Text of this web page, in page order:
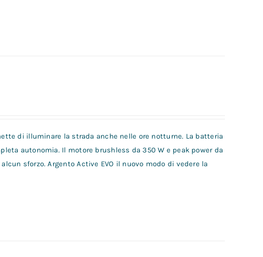
di illuminare la strada anche nelle ore notturne. La batteria
autonomia. Il motore brushless da 350 W e peak power da
sforzo. Argento Active EVO il nuovo modo di vedere la